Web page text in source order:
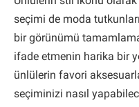
seçimi de moda
bir görünümü
ifade etmenin harika bir
ünlülerin favori
seçiminizi nasıl